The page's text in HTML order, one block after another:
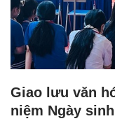
Giao lưu văn
niệm Ngày